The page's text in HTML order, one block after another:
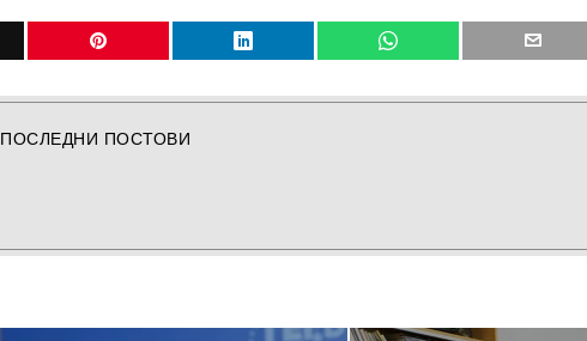
ПОСЛЕДНИ ПОСТОВИ